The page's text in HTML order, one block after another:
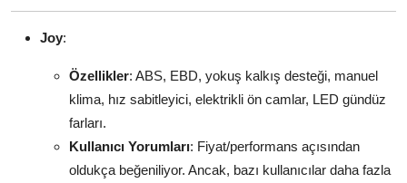
Joy:
Özellikler: ABS, EBD, yokuş kalkış desteği, manuel
klima, hız sabitleyici, elektrikli ön camlar, LED gündüz
farları.
Kullanıcı Yorumları: Fiyat/performans açısından
oldukça beğeniliyor. Ancak, bazı kullanıcılar daha fazla